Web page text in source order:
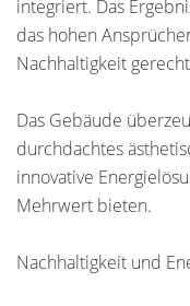
integriert. Das
das hohen
Nachhaltigkeit
Das Gebäude
durchdachtes
innovative
Mehrwert bieten.
Nachhaltigkeit und